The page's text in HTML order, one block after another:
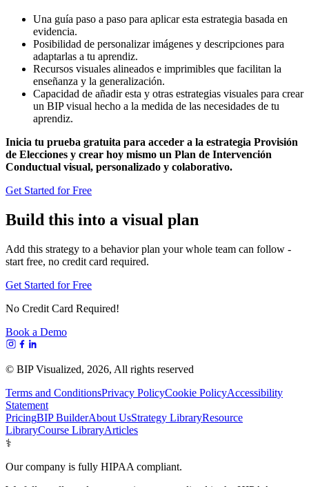
Una guía paso a paso para aplicar esta estrategia basada en
evidencia.
Posibilidad de personalizar imágenes y descripciones para
adaptarlas a tu aprendiz.
Recursos visuales alineados e imprimibles que facilitan la
enseñanza y la generalización.
Capacidad de añadir esta y otras estrategias visuales para crear
un BIP visual hecho a la medida de las necesidades de tu
aprendiz.
Inicia tu prueba gratuita para acceder a la estrategia Provisión
de Elecciones y crear hoy mismo un Plan de Intervención
Conductual visual, personalizado y colaborativo.
Get Started for Free
Build this into a visual plan
Add this strategy to a behavior plan your whole team can follow -
start free, no credit card required.
Get Started for Free
No Credit Card Required!
Book a Demo
© BIP Visualized, 2026, All rights reserved
Terms and ConditionsPrivacy PolicyCookie PolicyAccessibility
Statement
PricingBIP BuilderAbout UsStrategy LibraryResource
LibraryCourse LibraryArticles
⚕️
Our company is fully HIPAA compliant.